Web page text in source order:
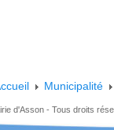
Municipalité
d'Asson - Tous droits